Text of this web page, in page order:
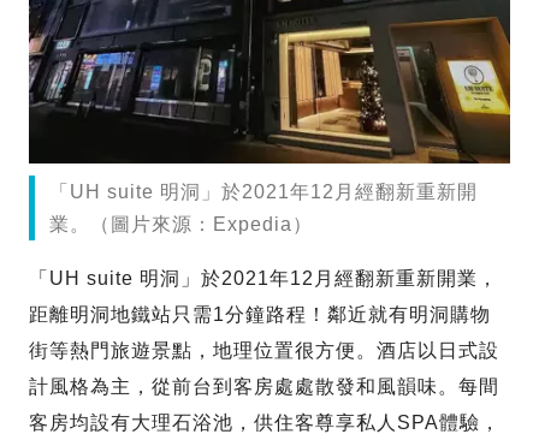
「UH suite 明洞」於2021年12月經翻新重新開
業。（圖片來源：Expedia）
「UH suite 明洞」於2021年12月經翻新重新開業，
距離明洞地鐵站只需1分鐘路程！鄰近就有明洞購物
街等熱門旅遊景點，地理位置很方便。酒店以日式設
計風格為主，從前台到客房處處散發和風韻味。每間
客房均設有大理石浴池，供住客尊享私人SPA體驗，